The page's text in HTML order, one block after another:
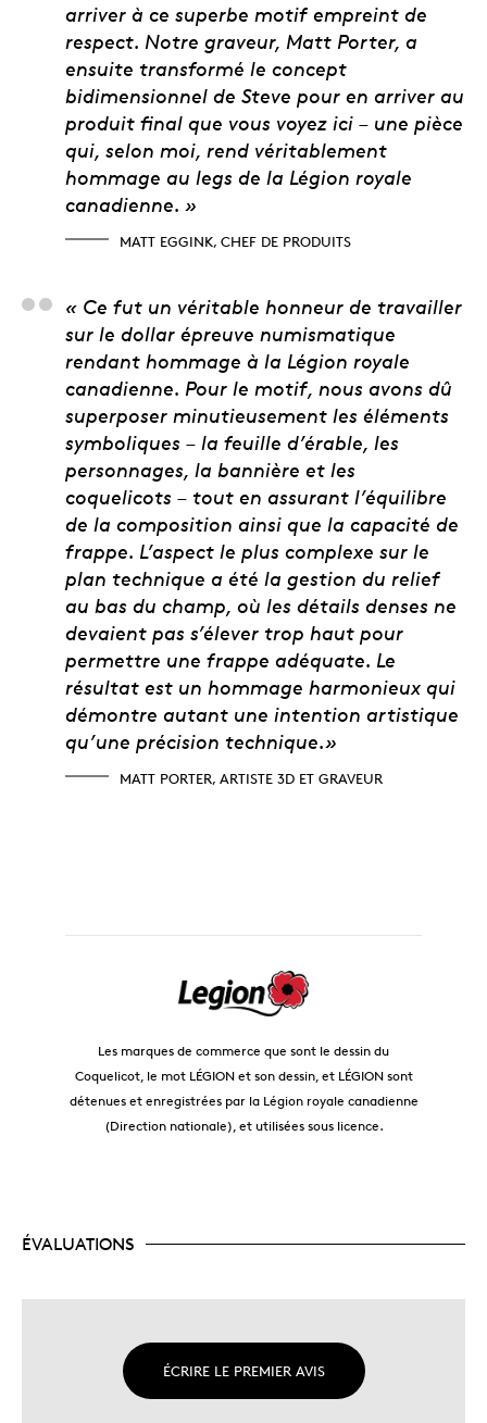
arriver à ce superbe motif empreint de
respect. Notre graveur, Matt Porter, a
ensuite transformé le concept
bidimensionnel de Steve pour en arriver au
produit final que vous voyez ici – une pièce
qui, selon moi, rend véritablement
hommage au legs de la Légion royale
canadienne. »
MATT EGGINK, CHEF DE PRODUITS
Matt Porter, artiste
« Ce fut un véritable honneur de travailler
sur le dollar épreuve numismatique
rendant hommage à la Légion royale
canadienne. Pour le motif, nous avons dû
superposer minutieusement les éléments
symboliques – la feuille d’érable, les
personnages, la bannière et les
coquelicots – tout en assurant l’équilibre
de la composition ainsi que la capacité de
frappe. L’aspect le plus complexe sur le
plan technique a été la gestion du relief
au bas du champ, où les détails denses ne
devaient pas s’élever trop haut pour
permettre une frappe adéquate. Le
résultat est un hommage harmonieux qui
démontre autant une intention artistique
qu’une précision technique.»
MATT PORTER, ARTISTE 3D ET GRAVEUR
Les marques de commerce que sont le dessin du
Coquelicot, le mot LÉGION et son dessin, et LÉGION sont
détenues et enregistrées par la Légion royale canadienne
(Direction nationale), et utilisées sous licence.
ÉVALUATIONS
ÉCRIRE LE PREMIER AVIS